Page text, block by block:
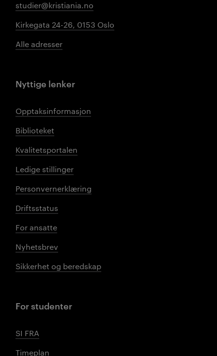
studier@kristiania.no
Kirkegata 24-26, 0153 Oslo
Alle adresser
Nyttige lenker
Opptaksinformasjon
Biblioteket
Kvalitetsportalen
Ledige stillinger
Personvernerklæring
Driftsstatus
For ansatte
Nyhetsbrev
Sikkerhet og beredskap
For studenter
SI FRA
Timeplan